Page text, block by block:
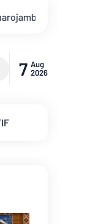
Tenera Unggul
7 Aug
2026